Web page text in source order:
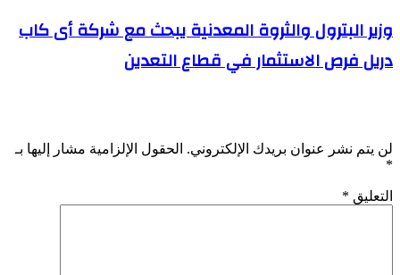
وزير البترول والثروة المعدنية يبحث مع شركة أى كاب
دريل فرص الاستثمار في قطاع التعدين
لن يتم نشر عنوان بريدك الإلكتروني. الحقول الإلزامية مشار إليها بـ
*
التعليق *